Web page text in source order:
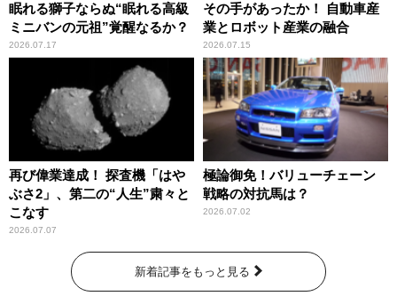
眠れる獅子ならぬ“眠れる高級
ミニバンの元祖”覚醒なるか？
2026.07.17
その手があったか！ 自動車産
業とロボット産業の融合
2026.07.15
再び偉業達成！ 探査機「はや
ぶさ2」、第二の“人生”粛々と
こなす
2026.07.07
極論御免！バリューチェーン
戦略の対抗馬は？
2026.07.02
新着記事をもっと見る